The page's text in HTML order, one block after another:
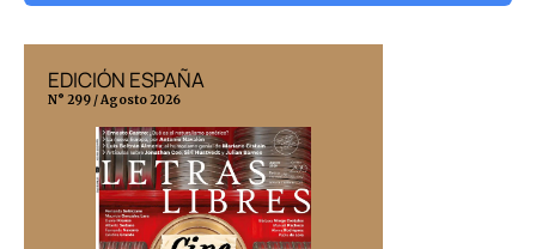
EDICIÓN ESPAÑA
N° 299 / Agosto 2026